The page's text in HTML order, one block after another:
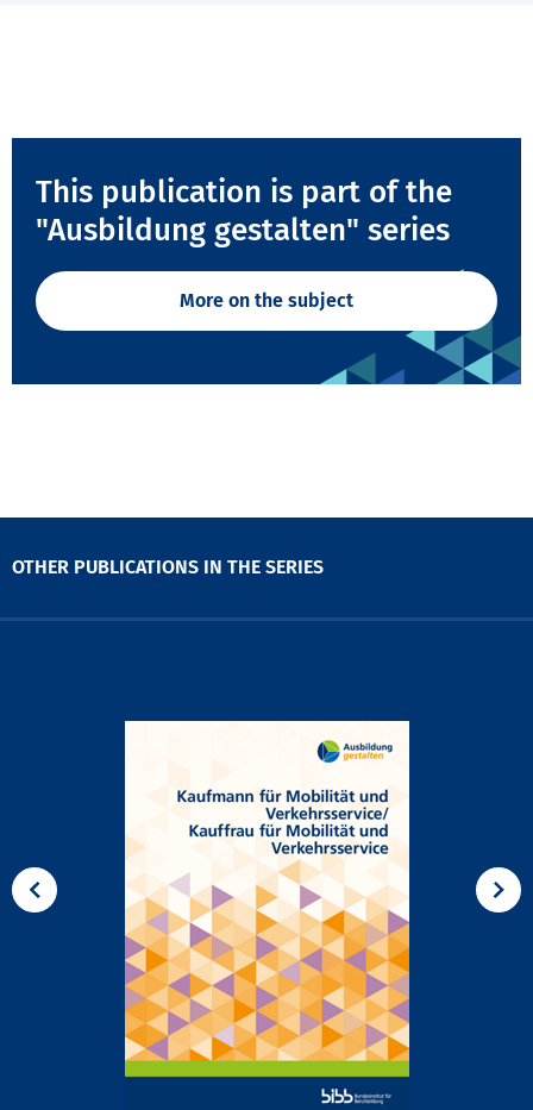
This publication is part of the
"Ausbildung gestalten" series
More on the subject
OTHER PUBLICATIONS IN THE SERIES